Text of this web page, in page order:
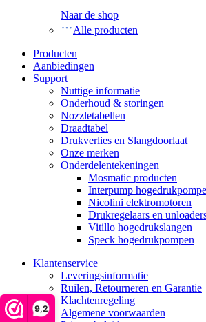
9,2
Naar de shop
Alle producten
Producten
Aanbiedingen
Support
Nuttige informatie
Onderhoud & storingen
Nozzletabellen
Draadtabel
Drukverlies en Slangdoorlaat
Onze merken
Onderdelentekeningen
Mosmatic producten
Interpump
Nicolini elektromotoren
Drukregelaars en
Vitillo hogedrukslangen
Speck hogedrukpompen
Klantenservice
Leveringsinformatie
Ruilen, Retourneren en Garantie
Klachtenregeling
Algemene voorwaarden